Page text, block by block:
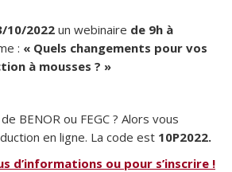
10/2022 un webinaire de 9h à
: « Quels changements pour vos
à mousses ? »
BENOR ou FEGC ? Alors vous
en ligne. La code est 10P2022.
d’informations ou pour s’inscrire !